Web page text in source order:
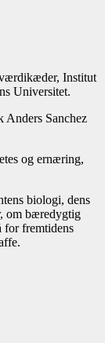
Institut
Universitet.
Anders Sanchez
og ernæring,
biologi, dens
om bæredygtig
fremtidens